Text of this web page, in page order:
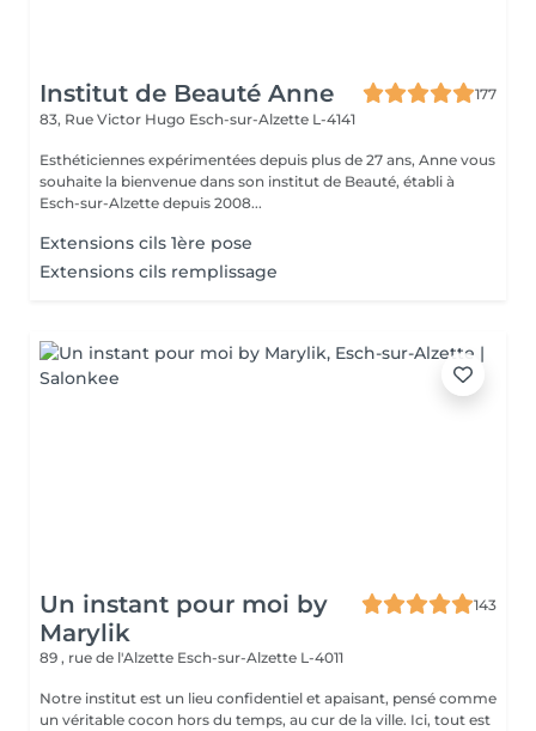
Institut de Beauté Anne
177
83, Rue Victor Hugo Esch-sur-Alzette L-4141
Esthéticiennes expérimentées depuis plus de 27 ans, Anne vous
souhaite la bienvenue dans son institut de Beauté, établi à
Esch-sur-Alzette depuis 2008...
Extensions cils 1ère pose
Extensions cils remplissage
Un instant pour moi by
Marylik
143
89 , rue de l'Alzette Esch-sur-Alzette L-4011
Notre institut est un lieu confidentiel et apaisant, pensé comme
un véritable cocon hors du temps, au cur de la ville. Ici, tout est